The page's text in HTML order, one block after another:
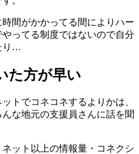
間がかかってる間によりハー
ってる制度ではないので自分
り…
た方が早い
トでコネコネするよりかは、
な地元の支援員さんに話を聞
ット以上の情報量・コネクシ